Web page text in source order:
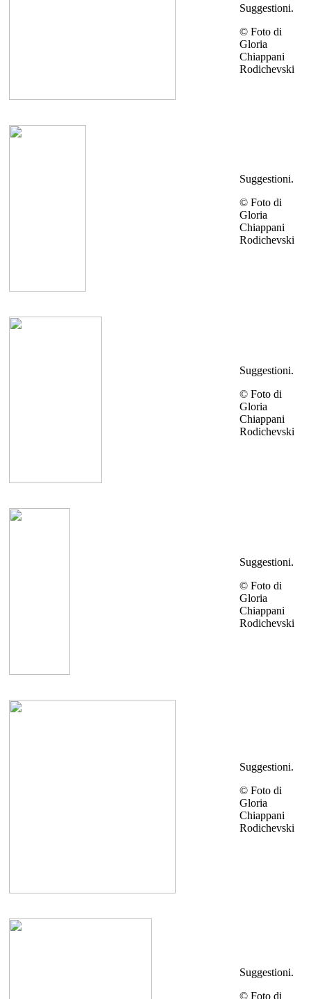
Suggestioni.
© Foto di
Gloria
Chiappani
Rodichevski
Suggestioni.
© Foto di
Gloria
Chiappani
Rodichevski
Suggestioni.
© Foto di
Gloria
Chiappani
Rodichevski
Suggestioni.
© Foto di
Gloria
Chiappani
Rodichevski
Suggestioni.
© Foto di
Gloria
Chiappani
Rodichevski
Suggestioni.
© Foto di